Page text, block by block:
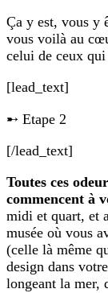
Ça y est, vous y
vous voilà au
celui de ceux
[lead_text]
➸ Etape 2
[/lead_text]
Toutes ces
commencent à
midi et quart, et
musée où vous
(celle là même
design dans
longeant la mer,